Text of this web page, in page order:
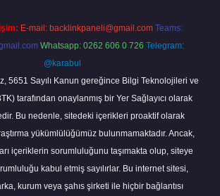
E-mail: backlinkpaneli@gmail.com Teams:
Whatsapp: 0262 606 0 726 Telegram:
@karabul
5651 Sayılı Kanun gereğince Bilgi Teknolojileri ve
tarafından onaylanmış bir Yer Sağlayıcı olarak
Bu nedenle, sitedeki içerikleri proaktif olarak
yükümlülüğümüz bulunmamaktadır. Ancak,
içeriklerin sorumluluğunu taşımakta olup, siteye
kabul etmiş sayılırlar. Bu internet sitesi,
kurum veya şahıs şirketi ile hiçbir bağlantısı